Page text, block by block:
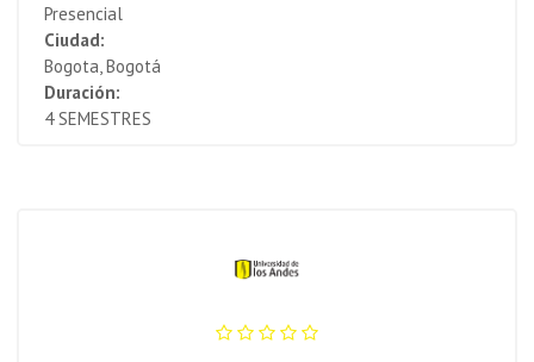
Presencial
Ciudad:
Bogota, Bogotá
Duración:
4 SEMESTRES